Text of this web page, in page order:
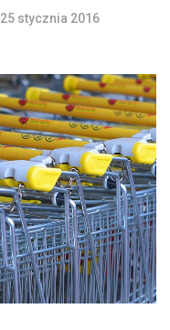
25 stycznia 2016